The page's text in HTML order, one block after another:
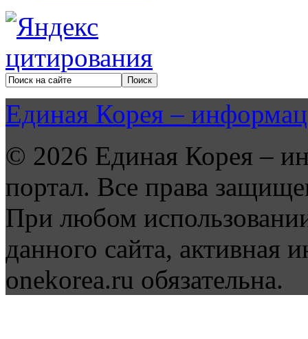
Единая Корея –
© 2026 Единая Корея –
портал. Все права
При любом
данного сайта, активная
onekorea.ru обязательна.